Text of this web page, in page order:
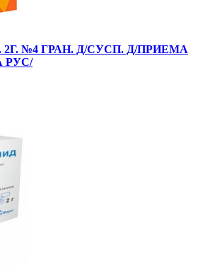
№4 ГРАН. Д/СУСП. Д/ПРИЕМА
РУС/